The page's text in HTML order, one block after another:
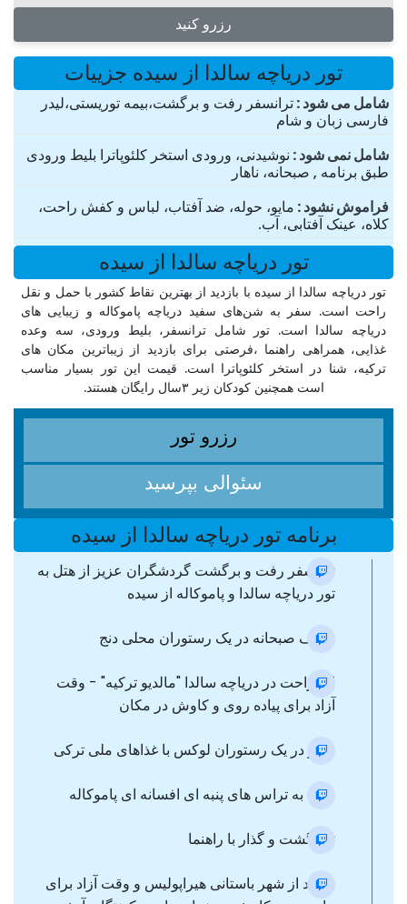
رزرو کنید
تور دریاچه سالدا از سیده جزییات
شامل می شود ترانسفر رفت و برگشت،بیمه توریستی،لیدر
فارسی زبان و شام
شامل نمی شود نوشیدنی، ورودی استخر کلئوپاترا بلیط ورودی
طبق برنامه , صبحانه، ناهار
فراموش نشود مایو، حوله، ضد آفتاب، لباس و کفش راحت،
کلاه، عینک آفتابی، آب.
تور دریاچه سالدا از سیده
تور دریاچه سالدا از سیده با بازدید از بهترین نقاط کشور با حمل و نقل
راحت است. سفر به شن‌های سفید دریاچه پاموکاله و زیبایی های
دریاچه سالدا است. تور شامل ترانسفر، بلیط ورودی، سه وعده
غذایی، همراهی راهنما ،فرصتی برای بازدید از زیباترین مکان های
ترکیه، شنا در استخر کلئوپاترا است. قیمت این تور بسیار مناسب
است همچنین کودکان زیر ۳سال رایگان هستند.
رزرو تور
سئوالی بپرسید
برنامه تور دریاچه سالدا از سیده
ترانسفر رفت و برگشت گردشگران عزیز از هتل به
تور دریاچه سالدا و پاموکاله از سیده
صرف صبحانه در یک رستوران محلی دنج
استراحت در دریاچه سالدا "مالدیو ترکیه" - وقت
آزاد برای پیاده روی و کاوش در مکان
ناهار در یک رستوران لوکس با غذاهای ملی ترکی
ورود به تراس های پنبه ای افسانه ای پاموکاله
تور گشت و گذار با راهنما
بازدید از شهر باستانی هیراپولیس و وقت آزاد برای